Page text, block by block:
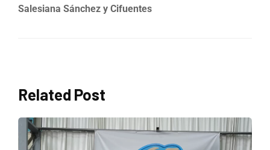
Salesiana Sánchez y Cifuentes
Related Post